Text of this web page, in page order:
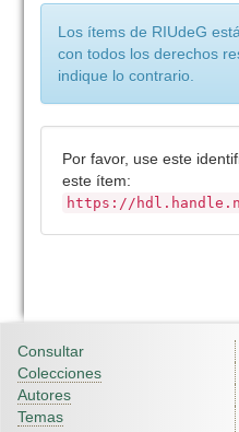
Los ítems de RIUdeG
con todos los derechos
indique lo contrario.
Por favor, use este
este ítem:
https://
Consultar
Colecciones
Autores
Temas